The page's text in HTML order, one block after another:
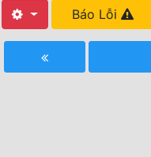
Tất Cả Báo Lỗi